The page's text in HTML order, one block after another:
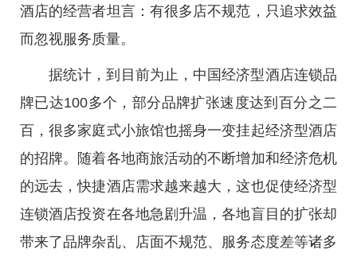
酒店的经营者坦言：有很多店不规范，只追求效益
而忽视服务质量。
据统计，到目前为止，中国经济型酒店连锁品
牌已达100多个，部分品牌扩张速度达到百分之二
百，很多家庭式小旅馆也摇身一变挂起经济型酒店
的招牌。随着各地商旅活动的不断增加和经济危机
的远去，快捷酒店需求越来越大，这也促使经济型
连锁酒店投资在各地急剧升温，各地盲目的扩张却
带来了品牌杂乱、店面不规范、服务态度差等诸多